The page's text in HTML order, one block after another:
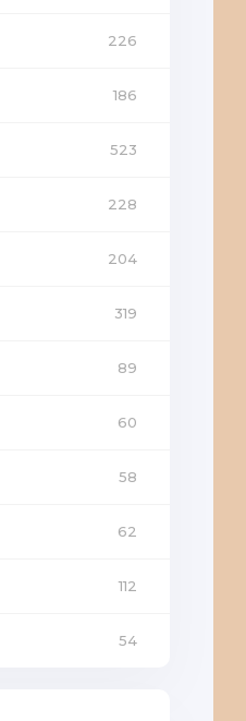
226
186
523
228
204
319
89
60
58
62
112
54